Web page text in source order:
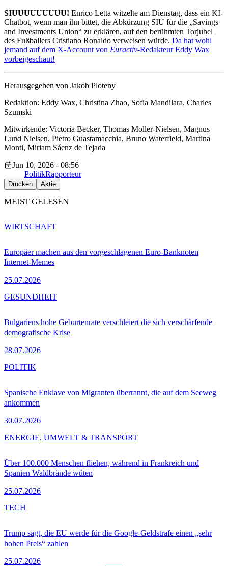
SIUUUUUUUUU! Enrico Letta witzelte am Dienstag, dass ein KI-
Chatbot, wenn man ihn bittet, die Abkürzung SIU für die „Savings
and Investments Union“ zu erklären, auf den berühmten Torjubel
des Fußballers Cristiano Ronaldo verweisen würde. Da hat wohl
jemand aufdem X-Account von Euractiv-Redakteur Eddy Wax
vorbeigeschaut!
Herausgegeben von Jakob Ploteny
Redaktion: Eddy Wax, Christina Zhao, Sofia Mandilara, Charles
Szumski
Mitwirkende: Victoria Becker, Thomas Moller-Nielsen, Magnus
Lund Nielsen, Pietro Guastamacchia, Bruno Waterfield, Martina
Monti, Miriam Sáenz de Tejada
Jun 10, 2026 - 08:56
PolitikRapporteur
Drucken Aktie
MEIST GELESEN
Europäer machen aus den vorgeschlagenen Euro-Banknoten
Internet-Memes
25.07.2026
WIRTSCHAFT
Bulgariens hohe Geburtenrate verschleiert die sich verschärfende
demografische Krise
28.07.2026
GESUNDHEIT
Spanische Enklave von Migranten überrannt, die auf dem Seeweg
ankommen
30.07.2026
POLITIK
Über 100.000 Menschen fliehen, während in Frankreich und
Spanien Waldbrände wüten
25.07.2026
ENERGIE, UMWELT & TRANSPORT
Trump sagt, die EU werde für die Google-Geldstrafe einen „sehr
hohen Preis“ zahlen
25.07.2026
TECH